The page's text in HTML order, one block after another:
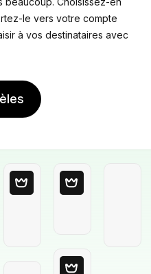
le vers votre compte
à vos destinataires avec